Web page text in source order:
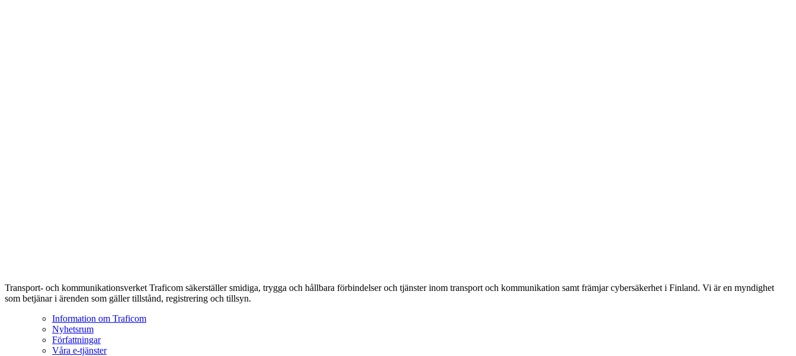
Transport- och kommunikationsverket Traficom säkerställer smidiga, trygga och hållbara förbindelser och tjänster inom transport och kommunikation samt främjar cybersäkerhet i Finland. Vi är en myndighet
som betjänar i ärenden som gäller tillstånd, registrering och tillsyn.
Information om Traficom
Nyhetsrum
Författningar
Våra e-tjänster